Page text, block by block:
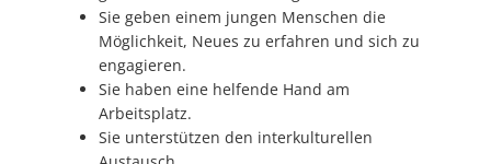
Sie geben einem jungen Menschen die
Möglichkeit, Neues zu erfahren und sich zu
engagieren.
Sie haben eine helfende Hand am
Arbeitsplatz.
Sie unterstützen den interkulturellen